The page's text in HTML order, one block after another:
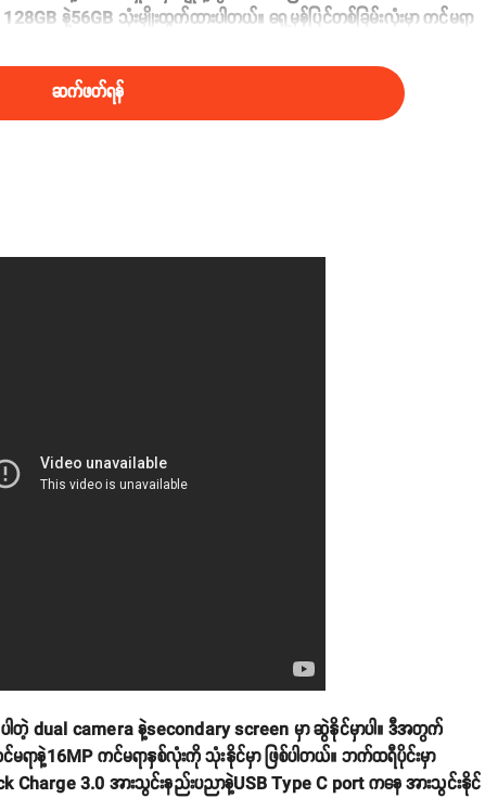
နဲ့56GB သုံးမျိုးထွက်ထားပါတယ်။ ရှေ့မှန်ပြင်တစ်ခြမ်းလုံးမှာ ကင်မရာ
ဆက်ဖတ်ရန်
camera နဲ့secondary screen မှာ ဆွဲနိုင်မှာပါ။ ဒီအတွက်
ရာနဲ့16MP ကင်မရာနှစ်လုံးကို သုံးနိုင်မှာ ဖြစ်ပါတယ်။ ဘက်ထရီပိုင်းမှာ
Charge 3.0 အားသွင်းနည်းပညာနဲ့USB Type C port ကနေ အားသွင်းနိုင်